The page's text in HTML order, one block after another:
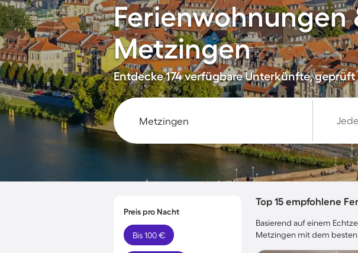
Ferienwohnungen
Metzingen
Entdecke 174 verfügbare Unterkünfte,
Preis pro Nacht
Bis 100 €
Top 15 empfohlene
Basierend auf einem
Metzingen mit dem besten